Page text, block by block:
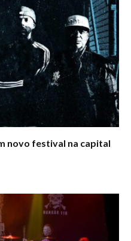
novo festival na capital